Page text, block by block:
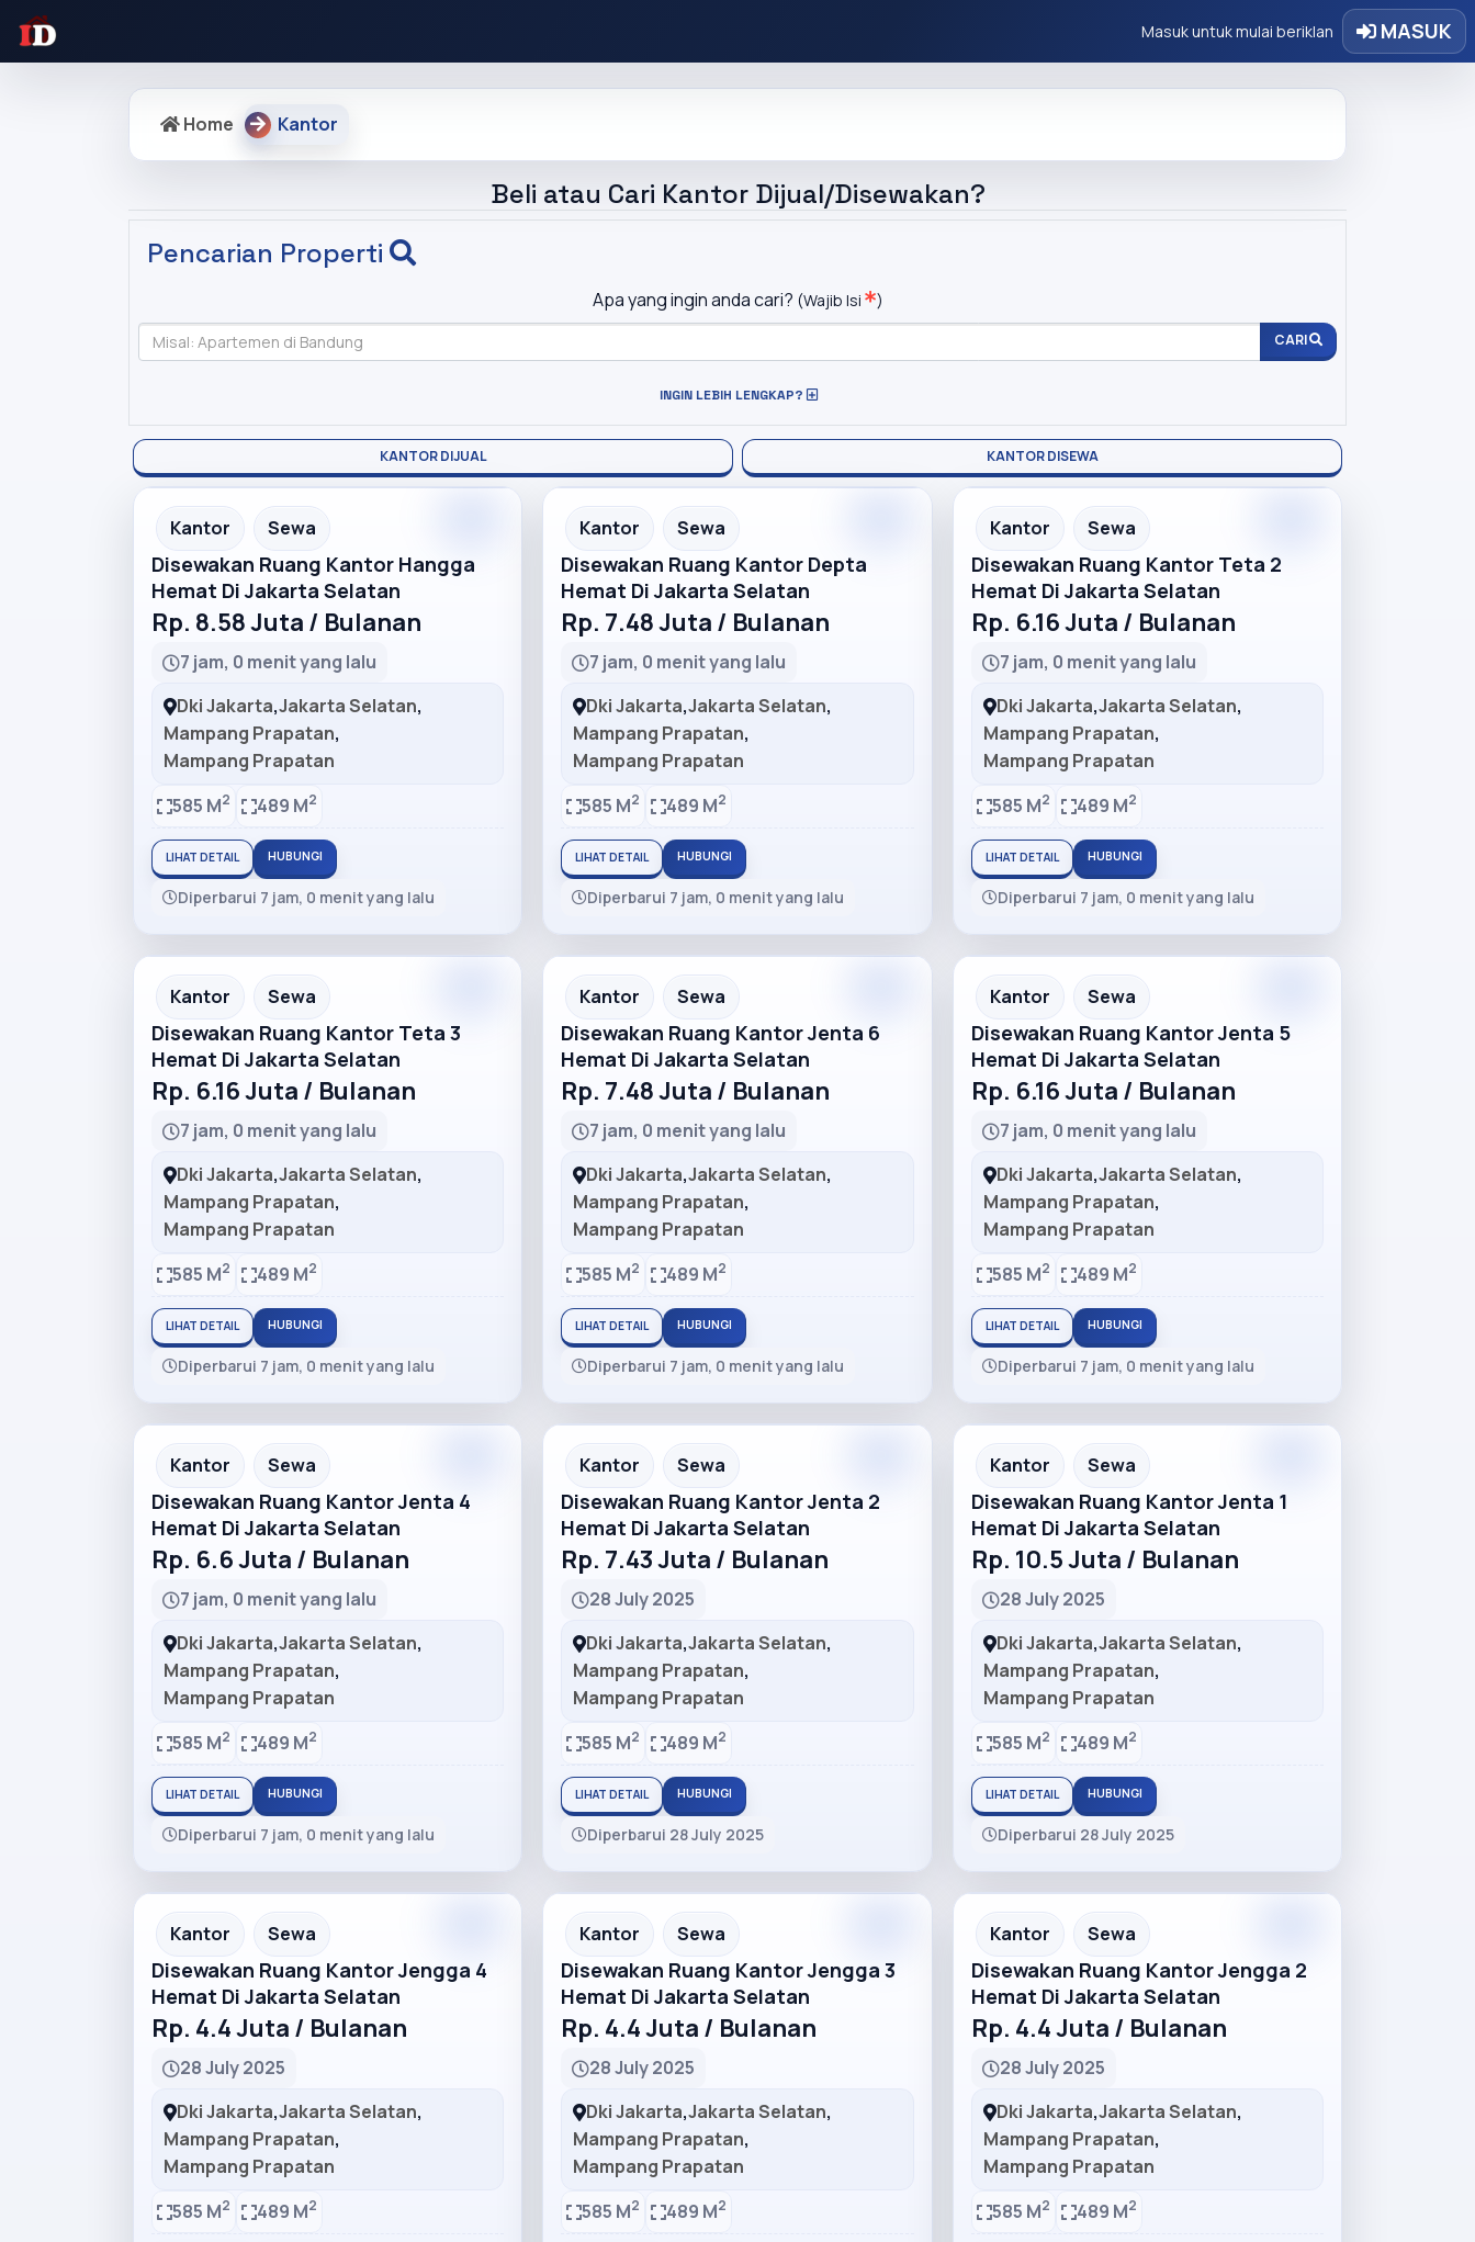
Masuk untuk mulai beriklan MASUK
Home Kantor
Beli atau Cari Kantor Dijual/Disewakan?
Pencarian Properti
Apa yang ingin anda cari? (Wajib Isi )
CARI
INGIN LEBIH LENGKAP?
KANTOR DIJUAL KANTOR DISEWA
Recommended
Kantor Sewa
Disewakan Ruang Kantor Hangga
Hemat Di Jakarta Selatan
Rp. 8.58 Juta / Bulanan
7 jam, 0 menit yang lalu
Dki Jakarta,Jakarta Selatan,
Mampang Prapatan,
Mampang Prapatan
585 M2 489 M2
LIHAT DETAIL HUBUNGI
Diperbarui 7 jam, 0 menit yang lalu
Recommended
Kantor Sewa
Disewakan Ruang Kantor Depta
Hemat Di Jakarta Selatan
Rp. 7.48 Juta / Bulanan
7 jam, 0 menit yang lalu
Dki Jakarta,Jakarta Selatan,
Mampang Prapatan,
Mampang Prapatan
585 M2 489 M2
LIHAT DETAIL HUBUNGI
Diperbarui 7 jam, 0 menit yang lalu
Recommended
Kantor Sewa
Disewakan Ruang Kantor Teta 2
Hemat Di Jakarta Selatan
Rp. 6.16 Juta / Bulanan
7 jam, 0 menit yang lalu
Dki Jakarta,Jakarta Selatan,
Mampang Prapatan,
Mampang Prapatan
585 M2 489 M2
LIHAT DETAIL HUBUNGI
Diperbarui 7 jam, 0 menit yang lalu
Recommended
Kantor Sewa
Disewakan Ruang Kantor Teta 3
Hemat Di Jakarta Selatan
Rp. 6.16 Juta / Bulanan
7 jam, 0 menit yang lalu
Dki Jakarta,Jakarta Selatan,
Mampang Prapatan,
Mampang Prapatan
585 M2 489 M2
LIHAT DETAIL HUBUNGI
Diperbarui 7 jam, 0 menit yang lalu
Recommended
Kantor Sewa
Disewakan Ruang Kantor Jenta 6
Hemat Di Jakarta Selatan
Rp. 7.48 Juta / Bulanan
7 jam, 0 menit yang lalu
Dki Jakarta,Jakarta Selatan,
Mampang Prapatan,
Mampang Prapatan
585 M2 489 M2
LIHAT DETAIL HUBUNGI
Diperbarui 7 jam, 0 menit yang lalu
Recommended
Kantor Sewa
Disewakan Ruang Kantor Jenta 5
Hemat Di Jakarta Selatan
Rp. 6.16 Juta / Bulanan
7 jam, 0 menit yang lalu
Dki Jakarta,Jakarta Selatan,
Mampang Prapatan,
Mampang Prapatan
585 M2 489 M2
LIHAT DETAIL HUBUNGI
Diperbarui 7 jam, 0 menit yang lalu
Recommended
Kantor Sewa
Disewakan Ruang Kantor Jenta 4
Hemat Di Jakarta Selatan
Rp. 6.6 Juta / Bulanan
7 jam, 0 menit yang lalu
Dki Jakarta,Jakarta Selatan,
Mampang Prapatan,
Mampang Prapatan
585 M2 489 M2
LIHAT DETAIL HUBUNGI
Diperbarui 7 jam, 0 menit yang lalu
Recommended
Kantor Sewa
Disewakan Ruang Kantor Jenta 2
Hemat Di Jakarta Selatan
Rp. 7.43 Juta / Bulanan
28 July 2025
Dki Jakarta,Jakarta Selatan,
Mampang Prapatan,
Mampang Prapatan
585 M2 489 M2
LIHAT DETAIL HUBUNGI
Diperbarui 28 July 2025
Recommended
Kantor Sewa
Disewakan Ruang Kantor Jenta 1
Hemat Di Jakarta Selatan
Rp. 10.5 Juta / Bulanan
28 July 2025
Dki Jakarta,Jakarta Selatan,
Mampang Prapatan,
Mampang Prapatan
585 M2 489 M2
LIHAT DETAIL HUBUNGI
Diperbarui 28 July 2025
Recommended
Kantor Sewa
Disewakan Ruang Kantor Jengga 4
Hemat Di Jakarta Selatan
Rp. 4.4 Juta / Bulanan
28 July 2025
Dki Jakarta,Jakarta Selatan,
Mampang Prapatan,
Mampang Prapatan
585 M2 489 M2
Recommended
Kantor Sewa
Disewakan Ruang Kantor Jengga 3
Hemat Di Jakarta Selatan
Rp. 4.4 Juta / Bulanan
28 July 2025
Dki Jakarta,Jakarta Selatan,
Mampang Prapatan,
Mampang Prapatan
585 M2 489 M2
Recommended
Kantor Sewa
Disewakan Ruang Kantor Jengga 2
Hemat Di Jakarta Selatan
Rp. 4.4 Juta / Bulanan
28 July 2025
Dki Jakarta,Jakarta Selatan,
Mampang Prapatan,
Mampang Prapatan
585 M2 489 M2